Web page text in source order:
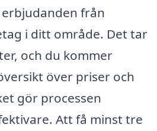
från
i ditt område. Det tar
och du kommer
över priser och
gör processen
Att få minst tre